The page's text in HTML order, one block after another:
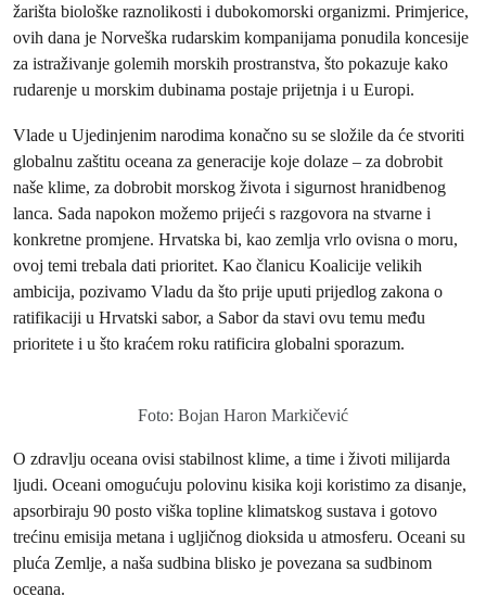
žarišta biološke raznolikosti i dubokomorski organizmi. Primjerice,
ovih dana je Norveška rudarskim kompanijama ponudila koncesije
za istraživanje golemih morskih prostranstva, što pokazuje kako
rudarenje u morskim dubinama postaje prijetnja i u Europi.
Vlade u Ujedinjenim narodima konačno su se složile da će stvoriti
globalnu zaštitu oceana za generacije koje dolaze – za dobrobit
naše klime, za dobrobit morskog života i sigurnost hranidbenog
lanca. Sada napokon možemo prijeći s razgovora na stvarne i
konkretne promjene. Hrvatska bi, kao zemlja vrlo ovisna o moru,
ovoj temi trebala dati prioritet. Kao članicu Koalicije velikih
ambicija, pozivamo Vladu da što prije uputi prijedlog zakona o
ratifikaciji u Hrvatski sabor, a Sabor da stavi ovu temu među
prioritete i u što kraćem roku ratificira globalni sporazum.
Foto: Bojan Haron Markičević
O zdravlju oceana ovisi stabilnost klime, a time i životi milijarda
ljudi. Oceani omogućuju polovinu kisika koji koristimo za disanje,
apsorbiraju 90 posto viška topline klimatskog sustava i gotovo
trećinu emisija metana i ugljičnog dioksida u atmosferu. Oceani su
pluća Zemlje, a naša sudbina blisko je povezana sa sudbinom
oceana.